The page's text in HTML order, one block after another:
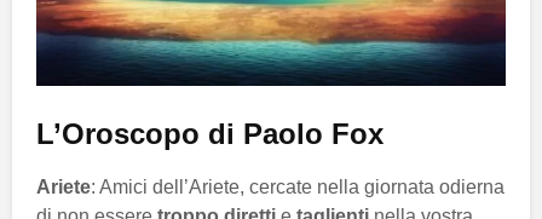
L’Oroscopo di Paolo Fox
Ariete: Amici dell’Ariete, cercate nella giornata odierna